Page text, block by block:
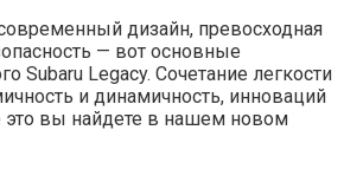
дизайн, превосходная
— вот основные
Subaru Legacy. Сочетание легкости
и динамичность, инноваций
это вы найдете в нашем новом